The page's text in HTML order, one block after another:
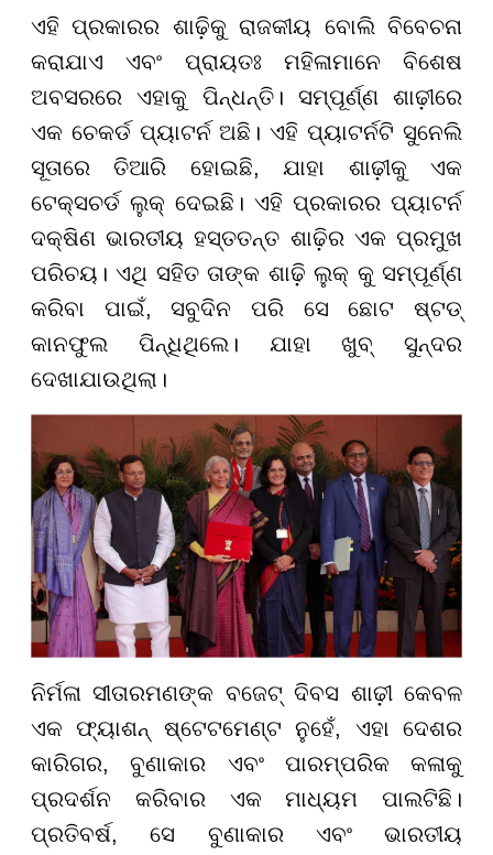
ଏହି ପ୍ରକାରର ଶାଢ଼ିକୁ ରାଜକୀୟ ବୋଲି ବିବେଚନା
କରାଯାଏ ଏବଂ ପ୍ରାୟତଃ ମହିଳାମାନେ ବିଶେଷ
ଅବସରରେ ଏହାକୁ ପିନ୍ଧନ୍ତି। ସମ୍ପୂର୍ଣ୍ଣ ଶାଢ଼ୀରେ
ଏକ ଚେକର୍ଡ ପ୍ୟାଟର୍ନ ଅଛି। ଏହି ପ୍ୟାଟର୍ନଟି ସୁନେଲି
ସୂତାରେ ତିଆରି ହୋଇଛି, ଯାହା ଶାଢ଼ୀକୁ ଏକ
ଟେକ୍ସଚର୍ଡ ଲୁକ୍ ଦେଇଛି। ଏହି ପ୍ରକାରର ପ୍ୟାଟର୍ନ
ଦକ୍ଷିଣ ଭାରତୀୟ ହସ୍ତତନ୍ତ ଶାଢ଼ିର ଏକ ପ୍ରମୁଖ
ପରିଚୟ। ଏଥି ସହିତ ତାଙ୍କ ଶାଢ଼ି ଲୁକ୍ କୁ ସମ୍ପୂର୍ଣ୍ଣ
କରିବା ପାଇଁ, ସବୁଦିନ ପରି ସେ ଛୋଟ ଷ୍ଟଡ୍
କାନଫୁଲ ପିନ୍ଧିଥିଲେ। ଯାହା ଖୁବ୍ ସୁନ୍ଦର
ଦେଖାଯାଉଥିଲା।
ନିର୍ମଳା ସୀତାରମଣଙ୍କ ବଜେଟ୍ ଦିବସ ଶାଢ଼ୀ କେବଳ
ଏକ ଫ୍ୟାଶନ୍ ଷ୍ଟେଟମେଣ୍ଟ ନୁହେଁ, ଏହା ଦେଶର
କାରିଗର, ବୁଣାକାର ଏବଂ ପାରମ୍ପରିକ କଳାକୁ
ପ୍ରଦର୍ଶନ କରିବାର ଏକ ମାଧ୍ୟମ ପାଲଟିଛି।
ପ୍ରତିବର୍ଷ, ସେ ବୁଣାକାର ଏବଂ ଭାରତୀୟ